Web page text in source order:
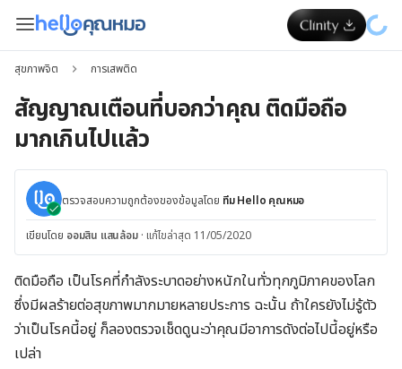
สุขภาพจิต การเสพติด
สัญญาณเตือนที่บอกว่าคุณ ติดมือถือ
มากเกินไปแล้ว
ตรวจสอบความถูกต้องของข้อมูลโดย ทีม Hello คุณหมอ
เขียนโดย ออมสิน แสนล้อม · แก้ไขล่าสุด 11/05/2020
ติดมือถือ เป็นโรคที่กำลังระบาดอย่างหนักในทั่วทุกภูมิภาคของโลก
ซึ่งมีผลร้ายต่อสุขภาพมากมายหลายประการ ฉะนั้น ถ้าใครยังไม่รู้ตัว
ว่าเป็นโรคนี้อยู่ ก็ลองตรวจเช็ดดูนะว่าคุณมีอาการดังต่อไปนี้อยู่หรือ
เปล่า